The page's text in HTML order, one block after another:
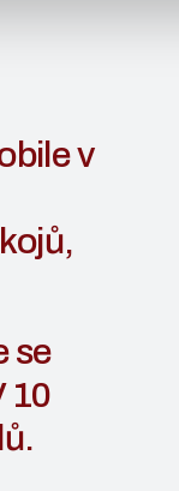
v
se
10